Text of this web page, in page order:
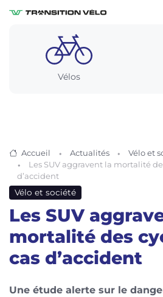
Vélos
Accueil Actualités
Vélo et
Les SUV aggravent la mortalité
d’accident
Vélo et société
Les SUV
mortalité des
cas d’accident
Une étude alerte sur le